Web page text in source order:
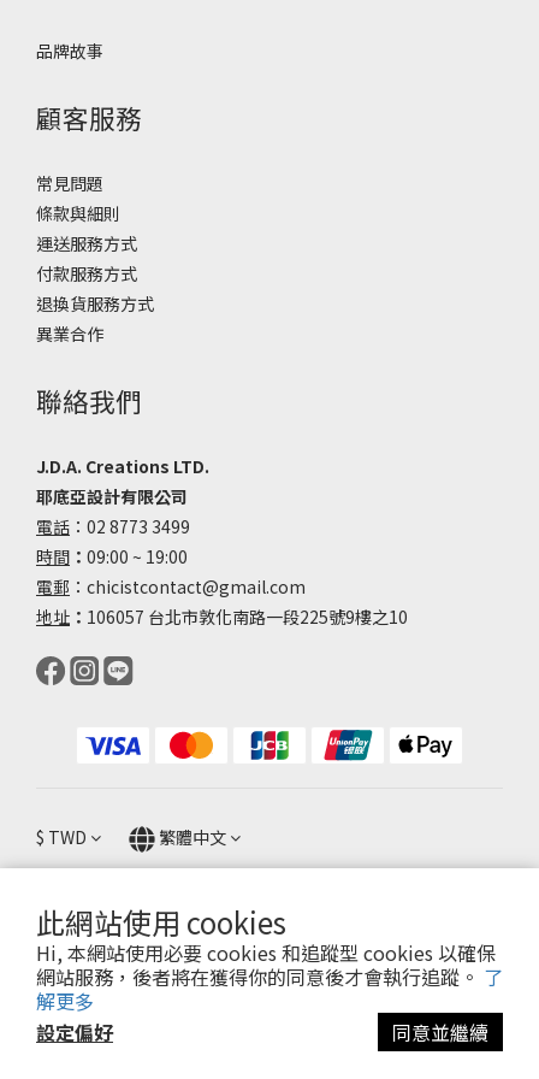
此網站使用 cookies
Hi, 本網站使用必要 cookies 和追蹤型 cookies 以確保
網站服務，後者將在獲得你的同意後才會執行追蹤。 了
解更多
設定偏好
同意並繼續
品牌故事
顧客服務
常見問題
條款與細則
運送服務方式
付款服務方式
退換貨服務方式
異業合作
聯絡我們
J.D.A. Creations LTD.
耶底亞設計有限公司
電話 ：02 8773 3499
時間 ： 09:00 ~ 19:00
電郵 ：chicistcontact@gmail.com
地址 ： 106057 台北市敦化南路一段225號9樓之10
$ TWD 繁體中文
退換貨政策 ｜條款及細則 ｜ 2025 © Chicist